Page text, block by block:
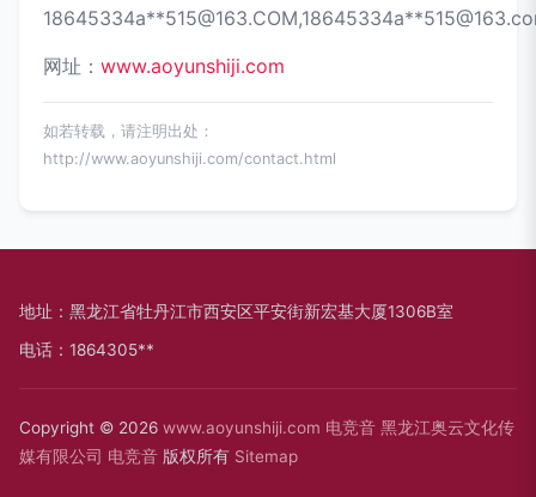
18645334a**515@163.COM,18645334a**
网址： www.aoyunshiji.com
如若转载，请注明出处：
http://www.aoyunshiji.com/contact.html
地址：黑龙江省牡丹江市西安区平安街新宏基大厦1306B室
电话：1864305**
Copyright © 2026 www.aoyunshiji.com 电竞音 黑龙江奥云文化传
媒有限公司 电竞音 版权所有 Sitemap